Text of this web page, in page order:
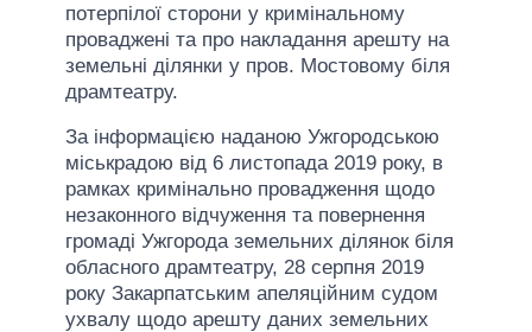
потерпілої сторони у кримінальному
проваджені та про накладання арешту на
земельні ділянки у пров. Мостовому біля
драмтеатру.
За інформацією наданою Ужгородською
міськрадою від 6 листопада 2019 року, в
рамках кримінально провадження щодо
незаконного відчуження та повернення
громаді Ужгорода земельних ділянок біля
обласного драмтеатру, 28 серпня 2019
року Закарпатським апеляційним судом
ухвалу щодо арешту даних земельних